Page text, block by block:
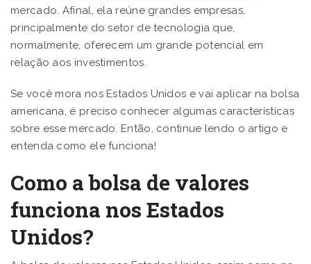
mercado. Afinal, ela reúne grandes empresas,
principalmente do setor de tecnologia que,
normalmente, oferecem um grande potencial em
relação aos investimentos.
Se você mora nos Estados Unidos e vai aplicar na bolsa
americana, é preciso conhecer algumas características
sobre esse mercado. Então, continue lendo o artigo e
entenda como ele funciona!
Como a bolsa de valores
funciona nos Estados
Unidos?